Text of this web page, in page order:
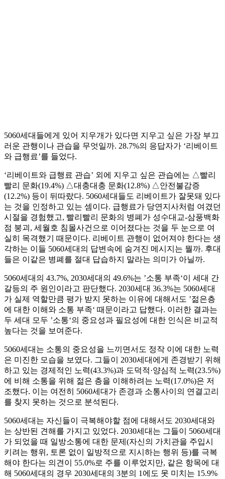
5060세대들에게 있어 지우개가 있다면 지우고 싶은 가장 부끄
러운 관행이나 관습을 무엇일까. 28.7%의 응답자가 ‘리베이트
와 급행료’를 들었다.
‘리베이트와 급행료 관습’ 외에 지우고 싶은 관습에는 △빨리
빨리 문화(19.4%) △대충대충 문화(12.8%) △안전불감증
(12.2%) 등이 뒤따랐다. 5060세대들도 리베이트가 잘못돼 있다
는 것을 인정하고 있는 셈이다. 급행료가 당연지사처럼 여겼던
시절을 경험했고, 빨리빨리 문화의 병폐가 성수대교-삼풍백화
점 붕괴, 세월호 침몰사건으로 이어졌다는 것을 두 눈으로 여
실히 목격했기 때문이다. 리베이트 관행이 없어져야 한다는 생
각하는 이들 5060세대의 답변속에 숨겨진 메시지는 뭘까. 후대
들은 이같은 병폐를 절대 답습하지 말라는 의미가 아닐까.
5060세대의 43.7%, 2030세대의 49.6%는 ’소통 부족‘이 세대 간
갈등의 주 원인이라고 판단했다. 2030세대 36.3%는 5060세대
가 실제 역할만큼 평가 받지 못하는 이유에 대해서도 ’젊은층
에 대한 이해와 소통 부족‘ 때문이라고 답했다. 이러한 결과는
두 세대 모두 ’소통‘의 중요성과 필요성에 대한 인식은 비교적
높다는 것을 보여준다.
5060세대는 소통의 중요성을 느끼면서도 정작 이에 대한 노력
은 미진한 모습을 보였다. 그들이 2030세대에게 존경받기 위해
하고 있는 경제적인 노력(43.3%)과 도덕적·양심적 노력(23.5%)
에 비해 소통을 위해 젊은 층을 이해하려는 노력(17.0%)은 저
조했다. 이는 여전히 5060세대가 존경과 소통사이의 연결고리
를 찾지 못하는 것으로 분석된다.
5060세대는 자신들이 극복해야할 점에 대해서도 2030세대와
는 상반된 견해를 가지고 있었다. 2030세대는 그들이 5060세대
가 되었을 때 일방소통에 대한 문제(자신의 가치관을 주입시
키려는 행위, 토론 없이 일방적으로 지시하는 행위 등)를 극복
해야 한다는 의견이 55.0%로 주를 이루었지만, 같은 항목에 대
해 5060세대의 경우 2030세대의 3분의 1에도 못 미치는 15.9%